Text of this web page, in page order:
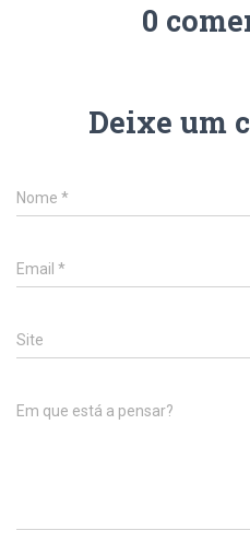
0
Deixe um
Nome *
Email *
Site
Em que está a pensar?